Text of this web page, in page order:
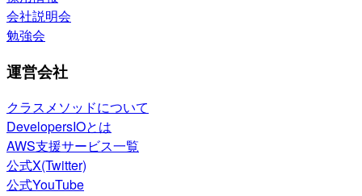
会社説明会
勉強会
運営会社
クラスメソッドについて
DevelopersIOとは
AWS支援サービス一覧
公式X(Twitter)
公式YouTube